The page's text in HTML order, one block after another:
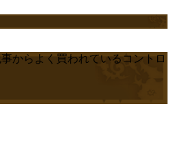
事からよく買われているコントロ